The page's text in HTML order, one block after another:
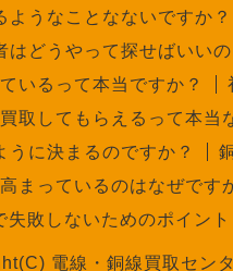
うなことなないですか？
どうやって探せばいいの
いるって本当ですか？
取してもらえるって本当
に決まるのですか？
まっているのはなぜです
失敗しないためのポイント
電線・銅線買取セン